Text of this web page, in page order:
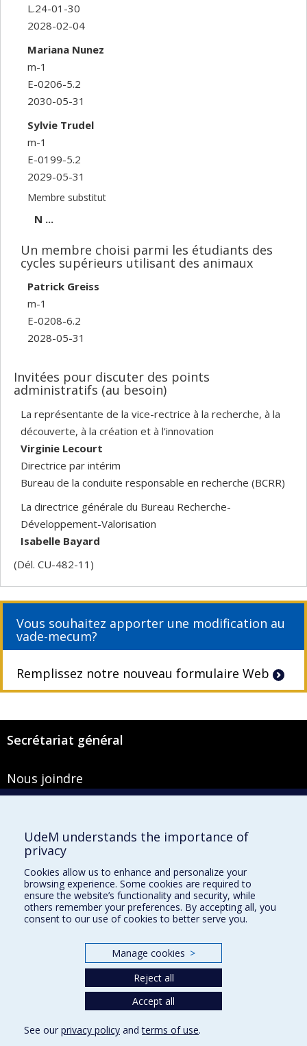
L.24-01-30
2028-02-04
Mariana Nunez
m-1
E-0206-5.2
2030-05-31
Sylvie Trudel
m-1
E-0199-5.2
2029-05-31
Membre substitut
N ...
Un membre choisi parmi les étudiants des
cycles supérieurs utilisant des animaux
Patrick Greiss
m-1
E-0208-6.2
2028-05-31
Invitées pour discuter des points
administratifs (au besoin)
La représentante de la vice-rectrice à la recherche, à la
découverte, à la création et à l'innovation
Virginie Lecourt
Directrice par intérim
Bureau de la conduite responsable en recherche (BCRR)
La directrice générale du Bureau Recherche-
Développement-Valorisation
Isabelle Bayard
(Dél. CU-482-11)
Vous souhaitez apporter une modification au
vade-mecum?
Remplissez notre nouveau formulaire Web
Secrétariat général
Nous joindre
Montréal (Québec) H3T 1J4
Courriel :secretariat-general@umontreal.ca
Admission
Plan du site
Accès au portail sécurisé du Secrétariat général
UdeM understands the importance of
privacy
Cookies allow us to enhance and personalize your
browsing experience. Some cookies are required to
ensure the website’s functionality and security, while
others remember your preferences. By accepting all, you
consent to our use of cookies to better serve you.
Manage cookies >
Reject all
Accept all
See our privacy policy andterms of use.